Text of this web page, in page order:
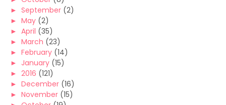
► September (2)
► May (2)
► April (35)
► March (23)
► February (14)
► January (15)
► 2016 (121)
► December (16)
► November (15)